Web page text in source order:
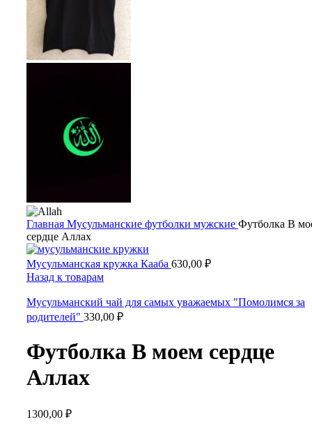
Главная Мусульманские футболки мужские Футболка В
сердце Аллах
Мусульманская кружка Кааба 630,00 ₽
Назад к товарам
Мусульманский чай для самых уважаемых "Помолимся за
родителей" 330,00 ₽
Футболка В моем сердце
Аллах
1300,00 ₽